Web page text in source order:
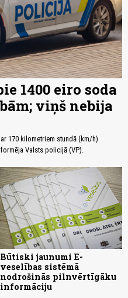
1400 eiro soda
viņš nebija
170 kilometriem stundā (km/h)
Valsts policijā (VP).
Būtiski jaunumi E-
veselības sistēmā
nodrošinās pilnvērtīgāku
informāciju